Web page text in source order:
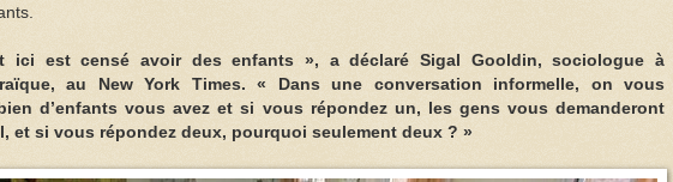
ici est censé avoir des enfants », a déclaré Sigal Gooldin, sociologue à
au New York Times. « Dans une conversation informelle, on vous
d’enfants vous avez et si vous répondez un, les gens vous demanderont
et si vous répondez deux, pourquoi seulement deux ? »